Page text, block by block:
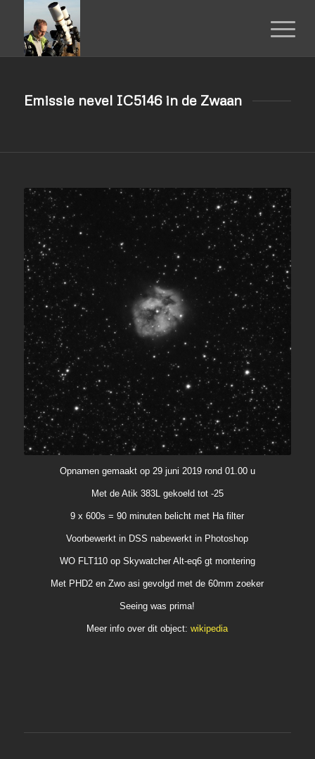
Emissie nevel IC5146 in de Zwaan
Opnamen gemaakt op 29 juni 2019 rond 01.00 u
Met de Atik 383L gekoeld tot -25
9 x 600s = 90 minuten belicht met Ha filter
Voorbewerkt in DSS nabewerkt in Photoshop
WO FLT110 op Skywatcher Alt-eq6 gt montering
Met PHD2 en Zwo asi gevolgd met de 60mm zoeker
Seeing was prima!
Meer info over dit object:wikipedia